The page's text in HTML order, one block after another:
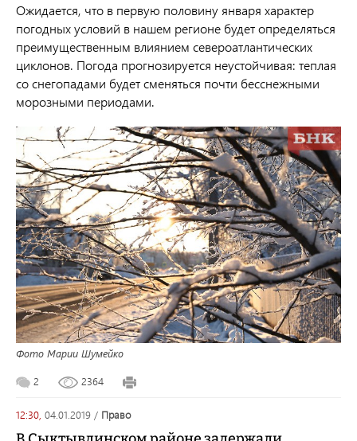
Ожидается, что в первую половину января характер
погодных условий в нашем регионе будет определяться
преимущественным влиянием североатлантических
циклонов. Погода прогнозируется неустойчивая: теплая
со снегопадами будет сменяться почти бесснежными
морозными периодами.
Фото Марии Шумейко
2 2364
12:30, 04.01.2019 / право